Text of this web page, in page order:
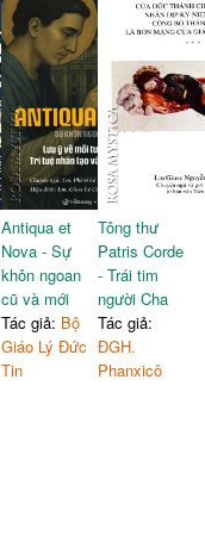
Antiqua et
Nova - Sự
khôn ngoan
cũ và mới
Tác giả: Bộ
Giáo Lý Đức
Tin
Tông thư
Patris Corde
- Trái tim
người Cha
Tác giả:
ĐGH.
Phanxicô